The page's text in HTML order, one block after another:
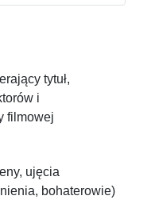
tytuł,
i
filmowej
ujęcia
bohaterowie)